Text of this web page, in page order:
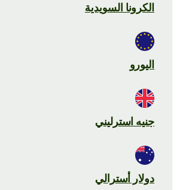
الكرونا السويدية
اليورو
جنيه استرليني
دولار أسترالي